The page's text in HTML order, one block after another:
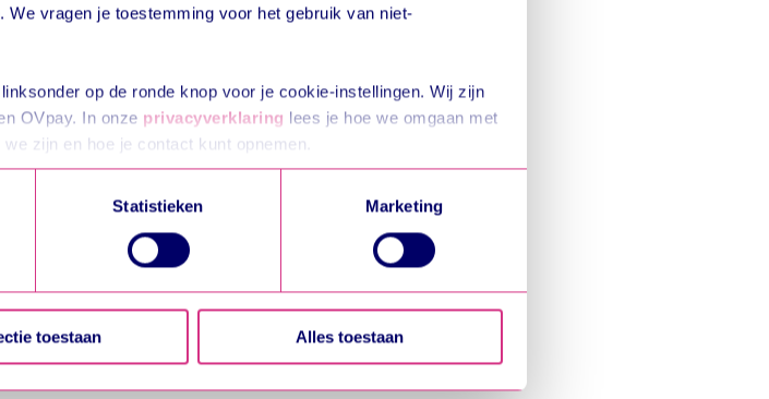
vragen je toestemming voor het gebruik van niet-
op de ronde knop voor je cookie-instellingen. Wij zijn
OVpay. In onze privacyverklaring lees je hoe we omgaan met
zijn en hoe je contact kunt opnemen.
Statistieken Marketing
toestaan Alles toestaan